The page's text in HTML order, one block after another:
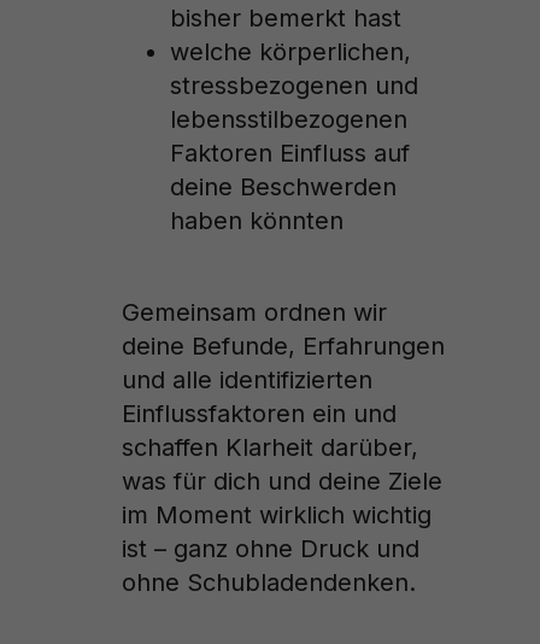
bisher bemerkt hast
welche körperlichen,
stressbezogenen und
lebensstilbezogenen
Faktoren Einfluss auf
deine Beschwerden
haben könnten
Gemeinsam ordnen wir
deine Befunde, Erfahrungen
und alle identifizierten
Einflussfaktoren ein und
schaffen Klarheit darüber,
was für dich und deine Ziele
im Moment wirklich wichtig
ist – ganz ohne Druck und
ohne Schubladendenken.